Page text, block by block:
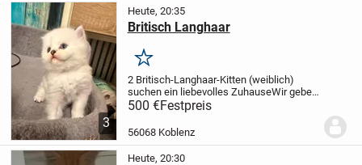
3
Heute, 20:35
Britisch Langhaar
Merken
2 Britisch-Langhaar-Kitten (weiblich)
suchen ein liebevolles ZuhauseWir geben
zwei wunderschöne Britisch-Langhaar-
Kitten ab. Beide sind weiblich, verspielt,
neugierig und an den Umgang mit
500 €Festpreis
56068 Koblenz
Heute, 20:30